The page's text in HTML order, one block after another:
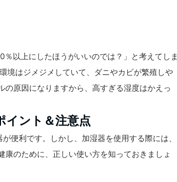
以上にしたほうがいいのでは？」と考えてしま
境はジメジメしていて、ダニやカビが繁殖しや
原因になりますから、高すぎる湿度はかえっ
イント＆注意点
便利です。しかし、加湿器を使用する際には、
のために、正しい使い方を知っておきましょ